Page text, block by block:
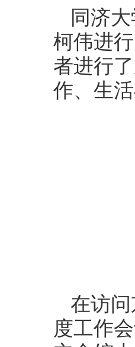
同济
柯伟进
者进行
作、生
在访
度工作会